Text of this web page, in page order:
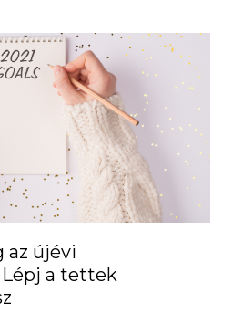
az újévi
a tettek